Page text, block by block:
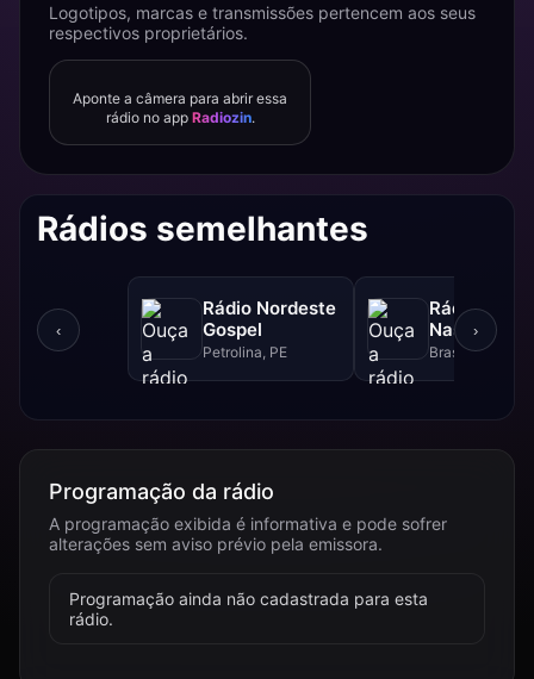
Logotipos, marcas e transmissões pertencem aos seus
respectivos proprietários.
Aponte a câmera para abrir essa
rádio no app Radiozin.
Rádios semelhantes
‹
Rádio Nordeste
Gospel
Petrolina, PE
Rádio Sol
Nascente
Brasília, DF
›
Programação da rádio
A programação exibida é informativa e pode sofrer
alterações sem aviso prévio pela emissora.
Programação ainda não cadastrada para esta
rádio.